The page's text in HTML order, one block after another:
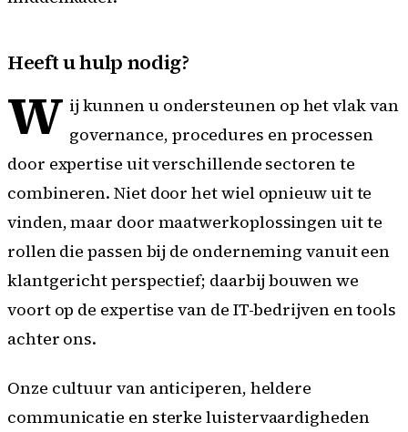
Heeft u hulp nodig?
W ij kunnen u ondersteunen op het vlak van
governance, procedures en processen
door expertise uit verschillende sectoren te
combineren. Niet door het wiel opnieuw uit te
vinden, maar door maatwerkoplossingen uit te
rollen die passen bij de onderneming vanuit een
klantgericht perspectief; daarbij bouwen we
voort op de expertise van de IT-bedrijven en tools
achter ons.
Onze cultuur van anticiperen, heldere
communicatie en sterke luistervaardigheden